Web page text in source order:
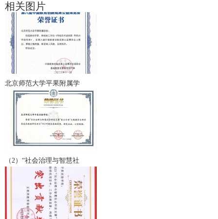
相关图片
北京师范大学平果附属学
（2）“社会治理与智慧社